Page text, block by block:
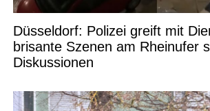
Düsseldorf: Polizei greift mit
brisante Szenen am Rheinufer
Diskussionen